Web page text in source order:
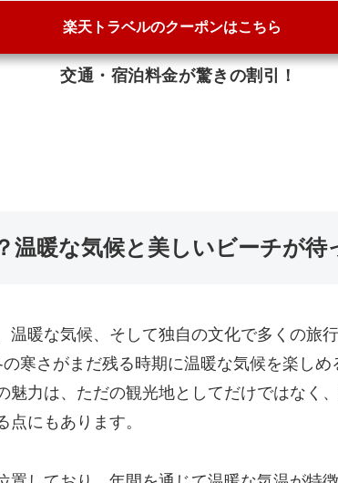
楽天トラベルのクーポンはこちら
交通・宿泊料金が驚きの割引！
温暖な気候と美しいビーチが待
温暖な気候、そして独自の文化で多くの旅
寒さがまだ残る時期に温暖な気候を楽し
魅力は、ただの観光地としてだけではなく
にもあります。